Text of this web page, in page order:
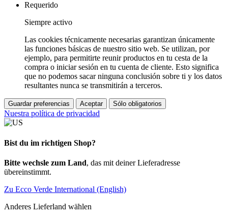
Requerido
Siempre activo
Las cookies técnicamente necesarias garantizan únicamente
las funciones básicas de nuestro sitio web. Se utilizan, por
ejemplo, para permitirte reunir productos en tu cesta de la
compra o iniciar sesión en tu cuenta de cliente. Esto significa
que no podemos sacar ninguna conclusión sobre ti y los datos
resultantes nunca se transmitirán a terceros.
Guardar preferencias Aceptar Sólo obligatorios
Nuestra política de privacidad
Bist du im richtigen Shop?
Bitte wechsle zum Land, das mit deiner Lieferadresse
übereinstimmt.
Zu Ecco Verde International (English)
Anderes Lieferland wählen